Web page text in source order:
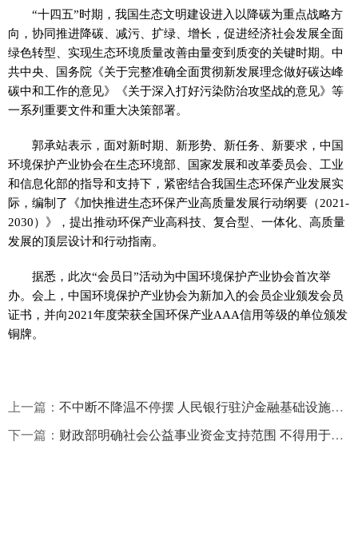
“十四五”时期，我国生态文明建设进入以降碳为重点战略方
向，协同推进降碳、减污、扩绿、增长，促进经济社会发展全面
绿色转型、实现生态环境质量改善由量变到质变的关键时期。中
共中央、国务院《关于完整准确全面贯彻新发展理念做好碳达峰
碳中和工作的意见》《关于深入打好污染防治攻坚战的意见》等
一系列重要文件和重大决策部署。
郭承站表示，面对新时期、新形势、新任务、新要求，中国
环境保护产业协会在生态环境部、国家发展和改革委员会、工业
和信息化部的指导和支持下，紧密结合我国生态环保产业发展实
际，编制了《加快推进生态环保产业高质量发展行动纲要（2021-
2030）》，提出推动环保产业高科技、复合型、一体化、高质量
发展的顶层设计和行动指南。
据悉，此次“会员日”活动为中国环境保护产业协会首次举
办。会上，中国环境保护产业协会为新加入的会员企业颁发会员
证书，并向2021年度荣获全国环保产业AAA信用等级的单位颁发
铜牌。
上一篇： 不中断不降温不停摆 人民银行驻沪金融基础设施机构筑起金融抗疫防线
下一篇： 财政部明确社会公益事业资金支持范围 不得用于对外投资、建设楼堂馆所等